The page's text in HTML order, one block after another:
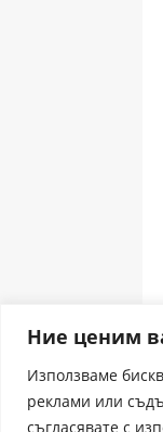
Ние ценим
Използваме
реклами или
съгласявате с